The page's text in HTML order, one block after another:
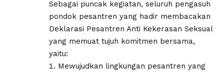
Sebagai puncak kegiatan, seluruh pengasuh
pondok pesantren yang hadir membacakan
Deklarasi Pesantren Anti Kekerasan Seksual
yang memuat tujuh komitmen bersama,
yaitu:
Mewujudkan lingkungan pesantren yang